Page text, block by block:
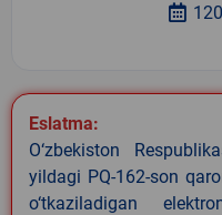
Eslatma:
O‘zbekiston
yildagi PQ-162-son
o‘tkaziladigan